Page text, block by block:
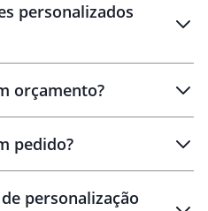
personalizados
personalizados
orçamento?
brinde
pedido?
personalização